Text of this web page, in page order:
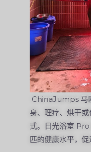
ChinaJumps 马
身、理疗、烘干
式。日光浴室
匹的健康水平，促